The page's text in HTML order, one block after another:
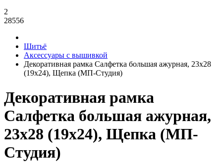
2
28556
Шитьё
Аксессуары с вышивкой
Декоративная рамка Салфетка большая ажурная, 23x28
(19x24), Щепка (МП-Студия)
Декоративная рамка
Салфетка большая ажурная,
23x28 (19x24), Щепка (МП-
Студия)